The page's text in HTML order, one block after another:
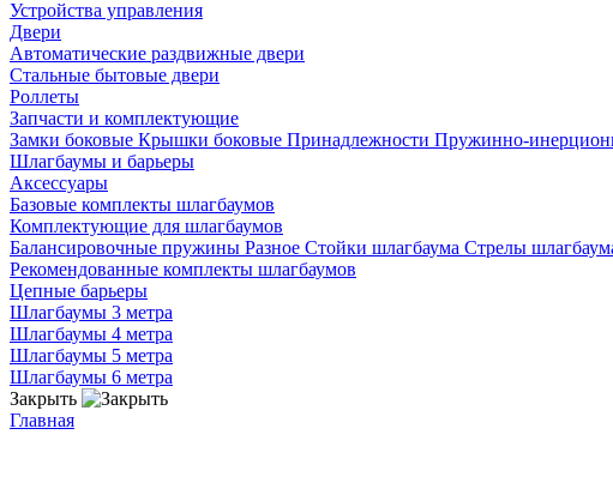
Устройства управления
Двери
Автоматические раздвижные двери
Стальные бытовые двери
Роллеты
Запчасти и комплектующие
Замки боковые Крышки боковые Принадлежности Пружинно-
Шлагбаумы и барьеры
Аксессуары
Базовые комплекты шлагбаумов
Комплектующие для шлагбаумов
Балансировочные пружины Разное Стойки шлагбаума Стрелы
Рекомендованные комплекты шлагбаумов
Цепные барьеры
Шлагбаумы 3 метра
Шлагбаумы 4 метра
Шлагбаумы 5 метра
Шлагбаумы 6 метра
Закрыть
Главная